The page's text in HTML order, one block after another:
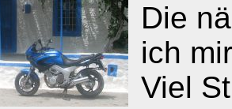
Die
ich
Viel